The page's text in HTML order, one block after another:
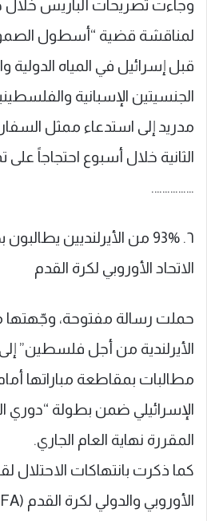
وجاءت تصريحات ألباريس
لمناقشة قضية “أسطول
قبل إسرائيل في المياه
الجنسيتين الإسبانية
مدريد إلى استدعاء ممثل
الثانية خلال أسبوع احتجاجاً على
…………….
٦. 93% من الأيرلنديين
الاتحاد الأوروبي لكرة القدم
حملت رسالة مفتوحة، وجّهتها
الأيرلندية من أجل فلسطين” إلى
مطالبات بمقاطعة مباراتها
الإسرائيلي ضمن بطولة “دوري
المقررة نهاية العام الجاري.
كما ذكرت بانتهاكات الاحتلال